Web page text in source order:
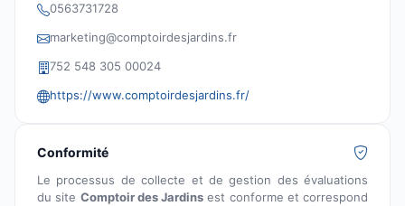
0563731728
marketing@comptoirdesjardins.fr
752 548 305 00024
https://www.comptoirdesjardins.fr/
Conformité
Le processus de collecte et de gestion des évaluations
du site Comptoir des Jardins est conforme et correspond